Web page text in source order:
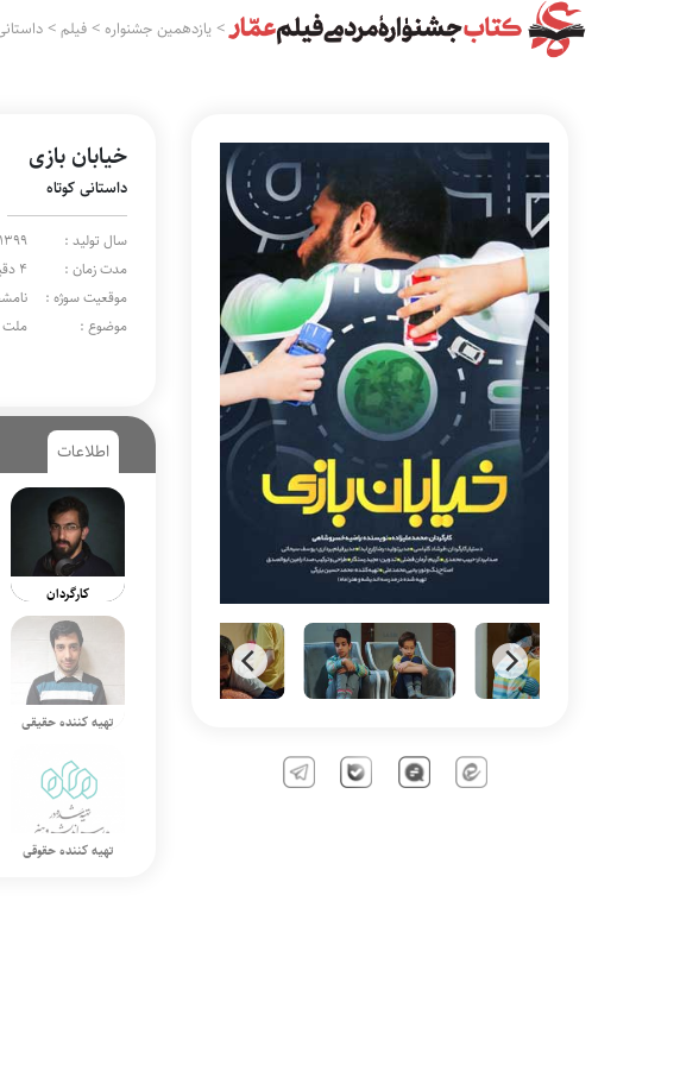
>یازدهمین جشنواره >فیلم >
خیابان بازی
داستانی کوتاه
سال تولید :
1399
مدت زمان :
4 دقیقه
موقعیت سوژه :
موضوع :
ملت
اطلاعات
کارگردان
تهیه کننده حقیقی
تهیه کننده حقوقی